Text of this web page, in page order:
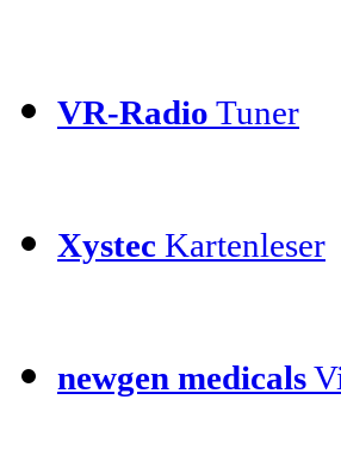
VR-Radio Tuner
Xystec Kartenleser
newgen medicals